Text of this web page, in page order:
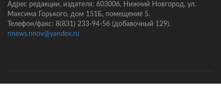
Адрес редакции, издателя: 603006, Нижний Новгород, ул.
Максима Горького, дом 151Б, помещение 5.
Телефон/факс: 8(831) 233-94-56 (добавочный 129).
nnews.nnov@yandex.ru